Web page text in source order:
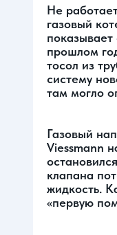
Не
газовый
прошлом
тосол из
систему
там могло
Газовый
Viessmann
клапана
жидкость.
«первую